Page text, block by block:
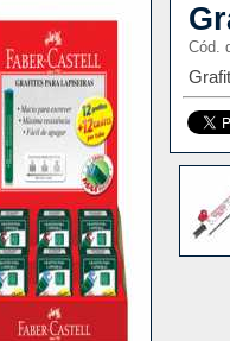
Cód.